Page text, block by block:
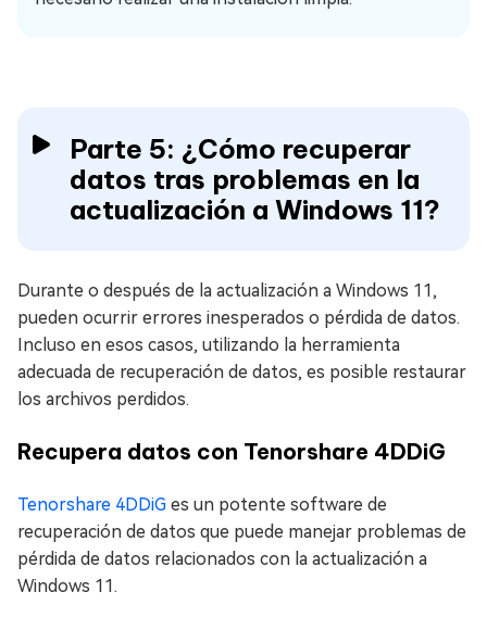
Parte 5: ¿Cómo recuperar
datos tras problemas en la
actualización a Windows 11?
Durante o después de la actualización a Windows 11,
pueden ocurrir errores inesperados o pérdida de datos.
Incluso en esos casos, utilizando la herramienta
adecuada de recuperación de datos, es posible restaurar
los archivos perdidos.
Recupera datos con Tenorshare 4DDiG
Tenorshare 4DDiG es un potente software de
recuperación de datos que puede manejar problemas de
pérdida de datos relacionados con la actualización a
Windows 11.